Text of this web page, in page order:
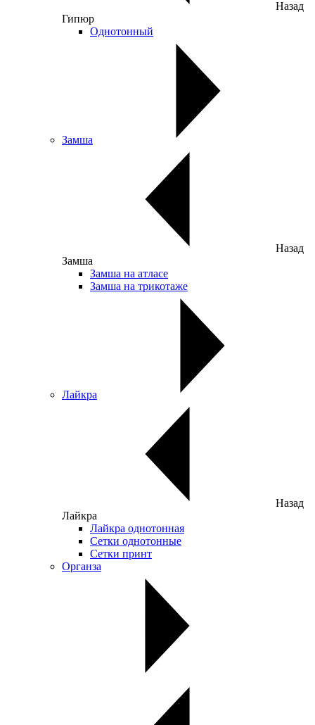
Назад
Гипюр
Однотонный
Замша
Назад
Замша
Замша на атласе
Замша на трикотаже
Лайкра
Назад
Лайкра
Лайкра однотонная
Сетки однотонные
Сетки принт
Органза